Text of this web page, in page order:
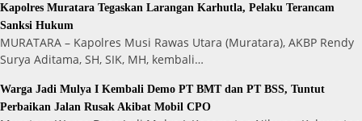
Kapolres Muratara Tegaskan Larangan Karhutla, Pelaku Terancam
Sanksi Hukum
MURATARA – Kapolres Musi Rawas Utara (Muratara), AKBP Rendy
Surya Aditama, SH, SIK, MH, kembali…
Warga Jadi Mulya I Kembali Demo PT BMT dan PT BSS, Tuntut
Perbaikan Jalan Rusak Akibat Mobil CPO